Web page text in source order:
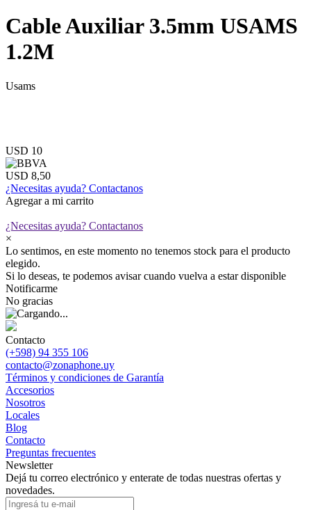
Cable Auxiliar 3.5mm USAMS
1.2M
Usams
USD 10
USD 8,50
¿Necesitas ayuda? Contactanos
Agregar a mi carrito
¿Necesitas ayuda? Contactanos
×
Lo sentimos, en este momento no tenemos stock para el producto
elegido.
Si lo deseas, te podemos avisar cuando vuelva a estar disponible
Notificarme
No gracias
Contacto
(+598) 94 355 106
contacto@zonaphone.uy
Términos y condiciones de Garantía
Accesorios
Nosotros
Locales
Blog
Contacto
Preguntas frecuentes
Newsletter
Dejá tu correo electrónico y enterate de todas nuestras ofertas y
novedades.